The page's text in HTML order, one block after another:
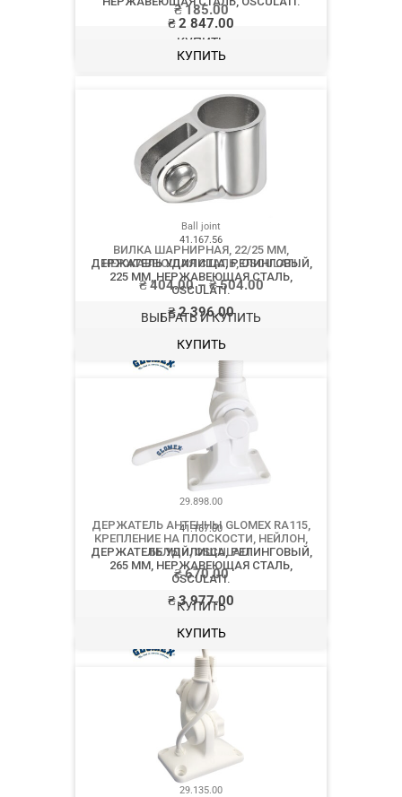
₴185.00
КУПИТЬ
Ball joint
ВИЛКА ШАРНИРНАЯ, 22/25 ММ,
НЕРЖАВЕЮЩАЯ СТАЛЬ, OSCULATI.
₴404.00–₴504.00
ВЫБРАТЬ И КУПИТЬ
29.898.00
ДЕРЖАТЕЛЬ АНТЕННЫ GLOMEX RA115,
КРЕПЛЕНИЕ НА ПЛОСКОСТИ, НЕЙЛОН,
БЕЛЫЙ, OSCULATI.
₴670.00
КУПИТЬ
29.135.00